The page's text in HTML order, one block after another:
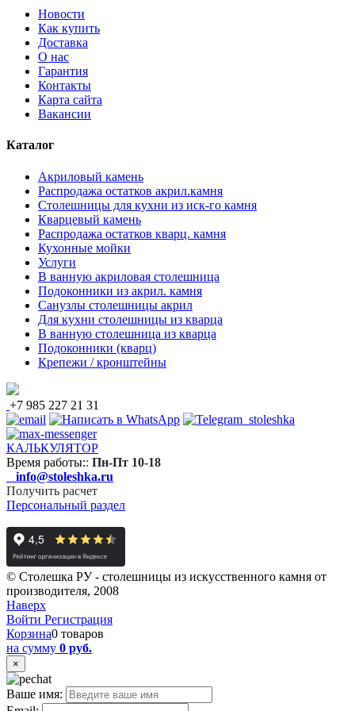
Новости
Как купить
Доставка
О нас
Гарантия
Контакты
Карта сайта
Вакансии
Каталог
Акриловый камень
Распродажа остатков акрил.камня
Столешницы для кухни из иск-го камня
Кварцевый камень
Распродажа остатков кварц. камня
Кухонные мойки
Услуги
В ванную акриловая столешница
Подоконники из акрил. камня
Санузлы столешницы акрил
Для кухни столешницы из кварца
В ванную столешница из кварца
Подоконники (кварц)
Крепежи / кронштейны
+7 985 227 21 31
КАЛЬКУЛЯТОР
Время работы:: Пн-Пт 10-18
info@stoleshka.ru
Получить расчет
Персональный раздел
© Столешка РУ - столешницы из искусственного камня от
производителя, 2008
Наверх
Войти Регистрация
Корзина0 товаров
на сумму 0 руб.
×
Ваше имя: